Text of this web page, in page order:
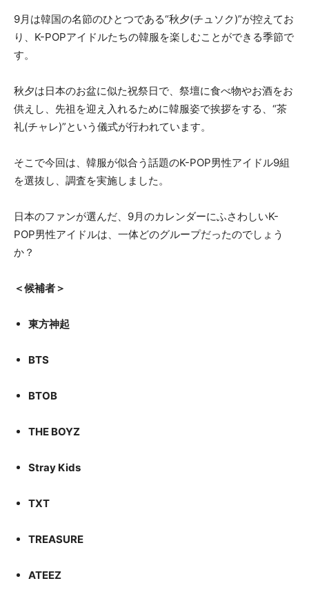
9月は韓国の名節のひとつである“秋夕(チュソク)”が控えてお
り、K-POPアイドルたちの韓服を楽しむことができる季節で
す。
秋夕は日本のお盆に似た祝祭日で、祭壇に食べ物やお酒をお
供えし、先祖を迎え入れるために韓服姿で挨拶をする、“茶
礼(チャレ)”という儀式が行われています。
そこで今回は、韓服が似合う話題のK-POP男性アイドル9組
を選抜し、調査を実施しました。
日本のファンが選んだ、9月のカレンダーにふさわしいK-
POP男性アイドルは、一体どのグループだったのでしょう
か？
＜候補者＞
東方神起
BTS
BTOB
THE BOYZ
Stray Kids
TXT
TREASURE
ATEEZ